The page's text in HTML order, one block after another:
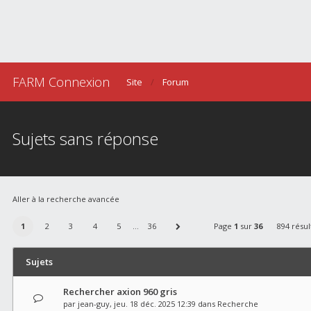
FARM Connexion Site Forum
Sujets sans réponse
Aller à la recherche avancée
1 2 3 4 5 … 36 Page 1 sur 36 894
Sujets
Rechercher axion 960 gris
par jean-guy, jeu. 18 déc. 2025 12:39 dans Recherche